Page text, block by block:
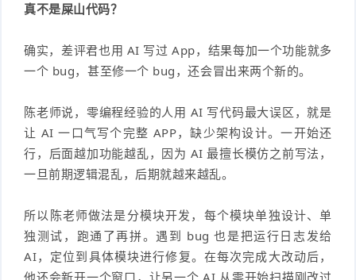
真不是屎山代码？
确实，差评君也用 AI 写过 App，结果每加一个功能就多
一个 bug，甚至修一个 bug，还会冒出来两个新的。
陈老师说，零编程经验的人用 AI 写代码最大误区，就是
让 AI 一口气写个完整 APP，缺少架构设计。一开始还
行，后面越加功能越乱，因为 AI 最擅长模仿之前写法，
一旦前期逻辑混乱，后期就越来越乱。
所以陈老师做法是分模块开发，每个模块单独设计、单
独测试，跑通了再拼。遇到 bug 也是把运行日志发给
AI，定位到具体模块进行修复。在每次完成大改动后，